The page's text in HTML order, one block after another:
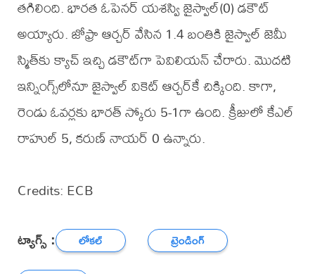
తగిలింది. భారత ఓపెనర్ యశస్వి జైస్వాల్‌(0) డకౌట్‌
అయ్యారు. జోఫ్రా ఆర్చర్‌ వేసిన 1.4 బంతికి జైస్వాల్‌ జెమీ
స్మిత్‌కు క్యాచ్‌ ఇచ్చి డకౌట్‌గా పెవిలియన్ చేరారు. మొదటి
ఇన్నింగ్స్‌లోనూ జైస్వాల్‌ వికెట్ ఆర్చర్‌కే చిక్కింది. కాగా,
రెండు ఓవర్లకు భారత్‌ స్కోరు 5-1గా ఉంది. క్రీజులో కేఎల్‌
రాహుల్‌ 5, కరుణ్‌ నాయర్‌ 0 ఉన్నారు.
Credits: ECB
ట్యాగ్స్ : లోకల్
ట్రెండింగ్